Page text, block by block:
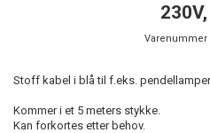
Varenummer
Stoff kabel i blå til f.eks.
Kommer i et 5 meters stykke.
Kan forkortes etter behov.